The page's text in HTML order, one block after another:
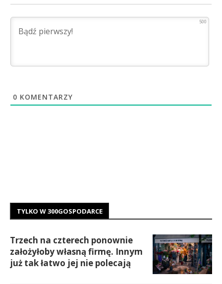
500
0 KOMENTARZY
TYLKO W 300GOSPODARCE
Trzech na czterech ponownie
założyłoby własną firmę. Innym
już tak łatwo jej nie polecają